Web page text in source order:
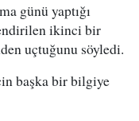
günü yaptığı
ikinci bir
uçtuğunu söyledi.
başka bir bilgiye